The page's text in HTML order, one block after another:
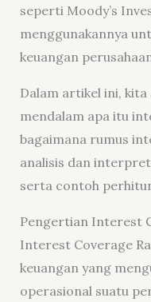
seperti Moody’s
menggunakannya
keuangan
Dalam artikel ini, kita
mendalam apa itu
bagaimana rumus
analisis dan
serta contoh
Pengertian Interest
Interest Coverage
keuangan yang
operasional suatu